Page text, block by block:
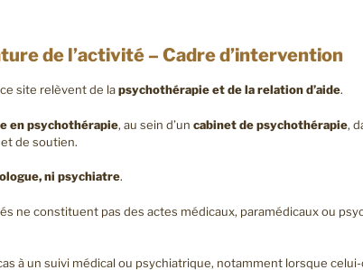
de l’activité – Cadre d’intervention
site relèvent de lapsychothérapie et de la relation d’aide.
en psychothérapie, au sein d’un cabinet de psychothérapie,
de soutien.
ni psychiatre.
ne constituent pas des actes médicaux, paramédicaux ou
à un suivi médical ou psychiatrique, notamment lorsque